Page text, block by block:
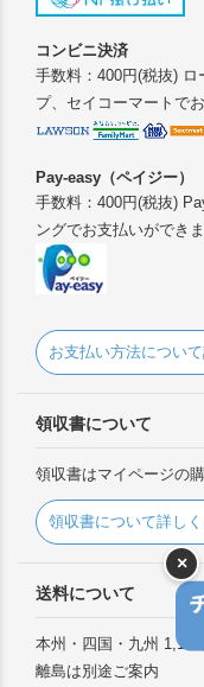
コンビニ決済
手数料：400円(税抜)
プ、セイコーマートで
Pay-easy（ペイジー）
手数料：400円(税抜)
ングでお支払いができま
お支払い方法につい
領収書について
領収書はマイページの
領収書について詳し
送料について
本州・四国・九州
離島は別途ご案内
×